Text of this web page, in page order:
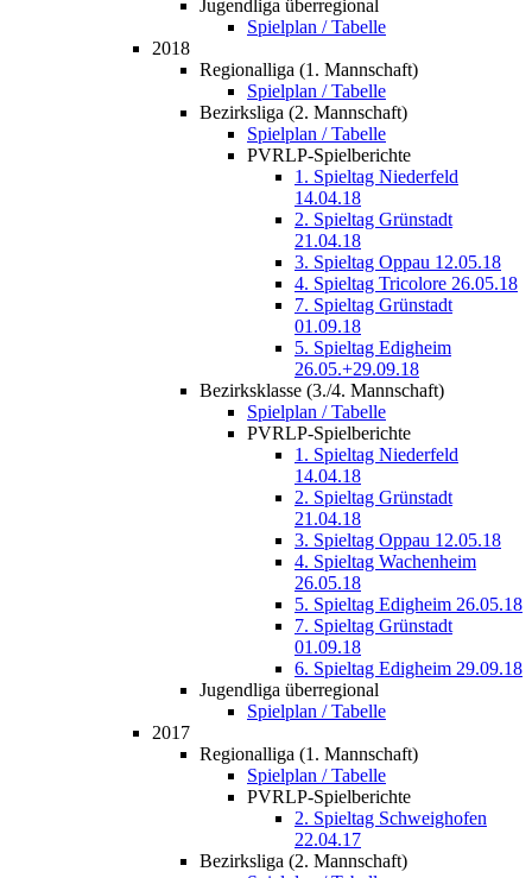
Jugendliga überregional
Spielplan / Tabelle
2018
Regionalliga (1. Mannschaft)
Spielplan / Tabelle
Bezirksliga (2. Mannschaft)
Spielplan / Tabelle
PVRLP-Spielberichte
1. Spieltag Niederfeld
14.04.18
2. Spieltag Grünstadt
21.04.18
3. Spieltag Oppau 12.05.18
4. Spieltag Tricolore 26.05.18
7. Spieltag Grünstadt
01.09.18
5. Spieltag Edigheim
26.05.+29.09.18
Bezirksklasse (3./4. Mannschaft)
Spielplan / Tabelle
PVRLP-Spielberichte
1. Spieltag Niederfeld
14.04.18
2. Spieltag Grünstadt
21.04.18
3. Spieltag Oppau 12.05.18
4. Spieltag Wachenheim
26.05.18
5. Spieltag Edigheim 26.05.18
7. Spieltag Grünstadt
01.09.18
6. Spieltag Edigheim 29.09.18
Jugendliga überregional
Spielplan / Tabelle
2017
Regionalliga (1. Mannschaft)
Spielplan / Tabelle
PVRLP-Spielberichte
2. Spieltag Schweighofen
22.04.17
Bezirksliga (2. Mannschaft)